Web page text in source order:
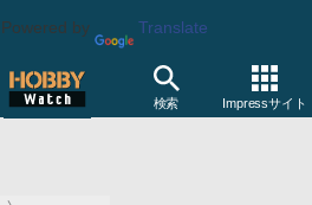
Powered by Translate
検索 Impressサイト